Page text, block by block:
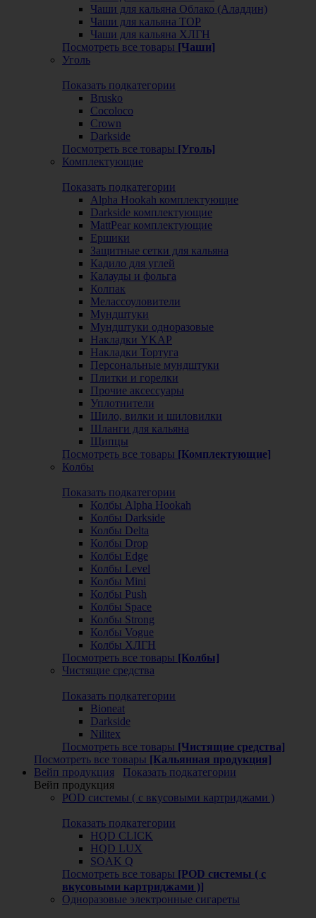
Чаши для кальяна Облако (Аладдин)
Чаши для кальяна ТОР
Чаши для кальяна ХЛГН
Посмотреть все товары [Чаши]
Уголь
Показать подкатегории
Brusko
Cocoloco
Crown
Darkside
Посмотреть все товары [Уголь]
Комплектующие
Показать подкатегории
Alpha Hookah комплектующие
Darkside комплектующие
MattPear комплектующие
Ершики
Защитные сетки для кальяна
Кадило для углей
Калауды и фольга
Колпак
Мелассоуловители
Мундштуки
Мундштуки одноразовые
Накладки YKAP
Накладки Тортуга
Персональные мундштуки
Плитки и горелки
Прочие аксессуары
Уплотнители
Шило, вилки и шиловилки
Шланги для кальяна
Щипцы
Посмотреть все товары [Комплектующие]
Колбы
Показать подкатегории
Колбы Alpha Hookah
Колбы Darkside
Колбы Delta
Колбы Drop
Колбы Edge
Колбы Level
Колбы Mini
Колбы Push
Колбы Space
Колбы Strong
Колбы Vogue
Колбы ХЛГН
Посмотреть все товары [Колбы]
Чистящие средства
Показать подкатегории
Bioneat
Darkside
Nilitex
Посмотреть все товары [Чистящие средства]
Посмотреть все товары [Кальянная продукция]
Вейп продукция
Показать подкатегории
Вейп продукция
POD системы ( с вкусовыми картриджами )
Показать подкатегории
HQD CLICK
HQD LUX
SOAK Q
Посмотреть все товары [POD системы ( с
вкусовыми картриджами )]
Одноразовые электронные сигареты